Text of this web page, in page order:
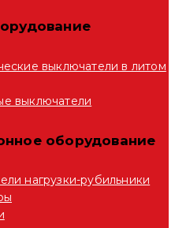
выключатели в литом
выключатели
оборудование
нагрузки-рубильники